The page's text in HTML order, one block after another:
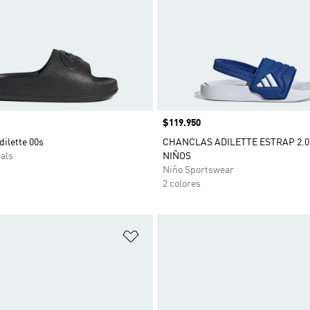
00s
Precio
$119.950
CHANCLAS ADILETTE ESTRAP
NIÑOS
Niño Sportswear
2 colores